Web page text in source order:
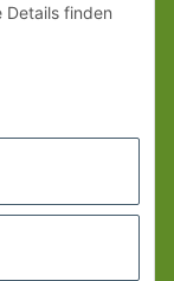
Details finden